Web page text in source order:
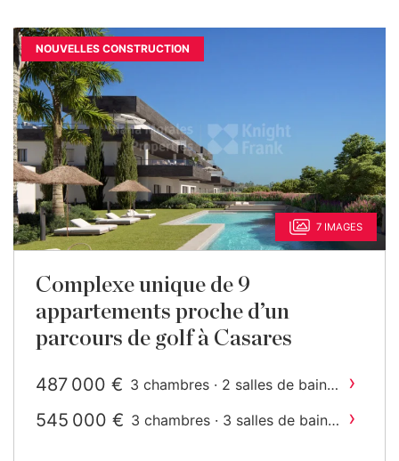
NOUVELLES CONSTRUCTION
7 IMAGES
Complexe unique de 9
appartements proche d’un
parcours de golf à Casares
487 000 € 3 chambres · 2 salles de bain ·
›
545 000 € 3 chambres · 3 salles de bain ·
›